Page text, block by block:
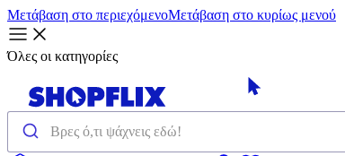
Μετάβαση στο περιεχόμενοΜετάβαση στο κυρίως μενού
Όλες οι κατηγορίες